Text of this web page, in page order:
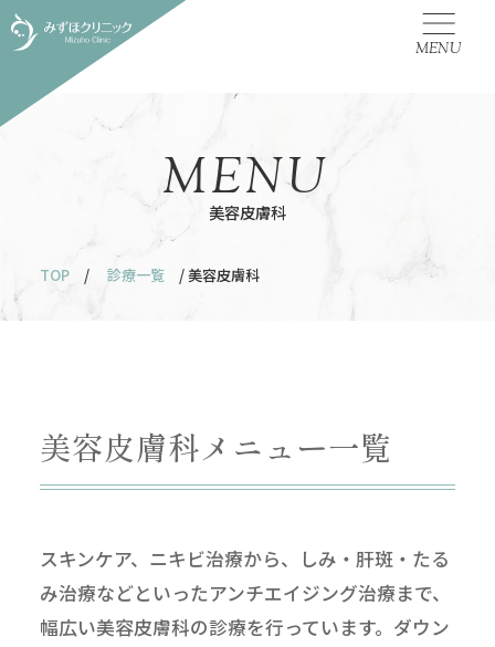
MENU
美容皮膚科
MENU
TOP / 診療一覧 / 美容皮膚科
美容皮膚科メニュー一覧
スキンケア、ニキビ治療から、しみ・肝斑・たる
み治療などといったアンチエイジング治療まで、
幅広い美容皮膚科の診療を行っています。ダウン